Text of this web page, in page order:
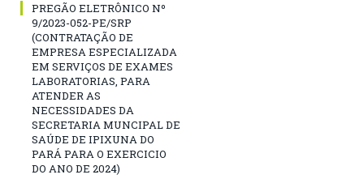
PREGÃO ELETRÔNICO Nº
9/2023-052-PE/SRP
(CONTRATAÇÃO DE
EMPRESA ESPECIALIZADA
EM SERVIÇOS DE EXAMES
LABORATORIAS, PARA
ATENDER AS
NECESSIDADES DA
SECRETARIA MUNCIPAL DE
SAÚDE DE IPIXUNA DO
PARÁ PARA O EXERCICIO
DO ANO DE 2024)